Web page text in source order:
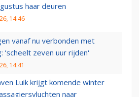
haar deuren
14:46
vanaf nu verbonden met
'scheelt zeven uur rijden'
14:41
Luik krijgt komende winter
naar